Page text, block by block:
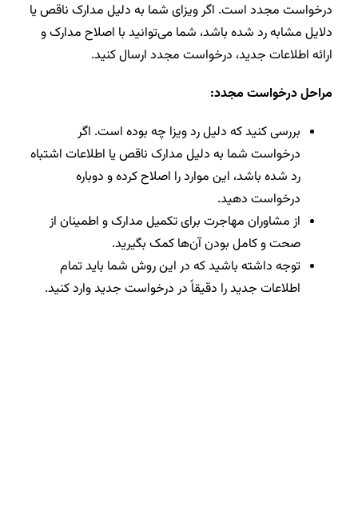
درخواست مجدد است. اگر ویزای شما به دلیل مدارک ناقص یا
دلایل مشابه رد شده باشد، شما می‌توانید با اصلاح مدارک و
ارائه اطلاعات جدید، درخواست مجدد ارسال کنید.
مراحل درخواست مجدد:
بررسی کنید که دلیل رد ویزا چه بوده است. اگر
درخواست شما به دلیل مدارک ناقص یا اطلاعات اشتباه
رد شده باشد، این موارد را اصلاح کرده و دوباره
درخواست دهید.
از مشاوران مهاجرت برای تکمیل مدارک و اطمینان از
صحت و کامل بودن آن‌ها کمک بگیرید.
توجه داشته باشید که در این روش شما باید تمام
اطلاعات جدید را دقیقاً در درخواست جدید وارد کنید.